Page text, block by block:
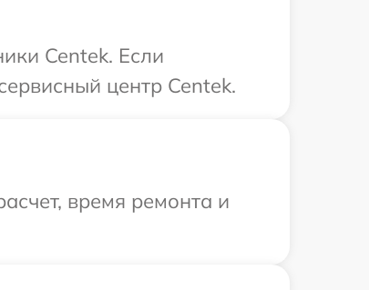
Centek. Если
центр Centek.
время ремонта и